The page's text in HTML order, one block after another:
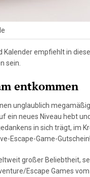
Kalender empfiehlt in
sein.
entkommen
unglaublich
ein neues Niveau hebt
in sich trägt, im
Escape-Game-Gutschein!
großer Beliebtheit,
Escape Games